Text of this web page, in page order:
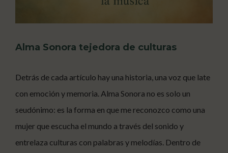
Alma Sonora tejedora de culturas
Detrás de cada artículo hay una historia, una voz que late
con emoción y memoria. Alma Sonora no es solo un
seudónimo: es la forma en que me reconozco como una
mujer que escucha el mundo a través del sonido y
entrelaza culturas con palabras y melodías. Dentro de